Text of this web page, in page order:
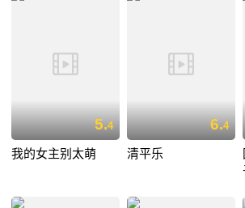
5.4
我的女主别太萌
6.4
清平乐